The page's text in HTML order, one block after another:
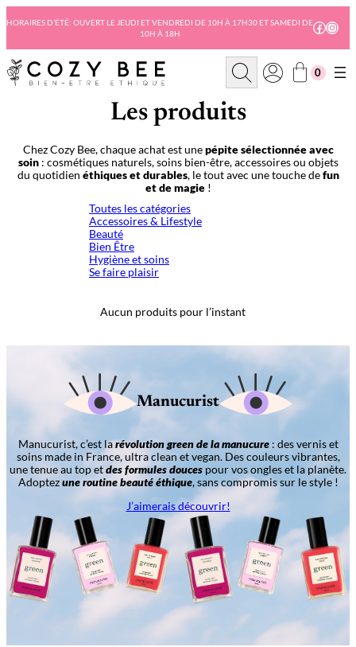
au
HORAIRES D’ÉTÉ: OUVERT LE JEUDI ET VENDREDI DE 10H À 17H30 ET SAMEDI DE
10H À 18H
R
c
h
e
h
e
0
Les produits
Chez Cozy Bee, chaque achat est unepépite sélectionnée avec
soin: cosmétiques naturels, soins bien-être, accessoires ou objets
du quotidien éthiques et durables, le tout avec une touche defun
et de magie!
Toutes les catégories
Accessoires & Lifestyle
Beauté
Bien Être
Hygiène et soins
Se faire plaisir
Aucun produits pour l’instant
Manucurist
Manucurist, c’est larévolution green de la manucure: des vernis et
soins made in France, ultra clean et vegan. Des couleurs vibrantes,
une tenue au top etdes formules douces pour vos ongles et la planète.
Adoptezune routine beauté éthique, sans compromis sur le style !
J’aimerais découvrir!